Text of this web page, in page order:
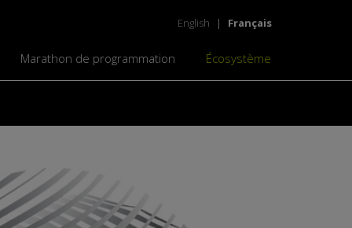
Français
|
English
Marathon de programmation Écosystème